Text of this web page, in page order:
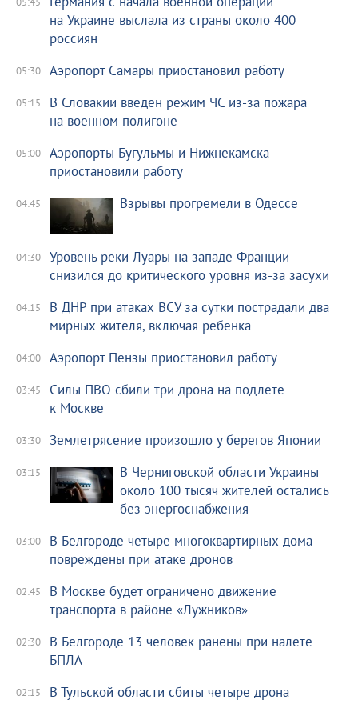
на Украине выслала из страны около 400
россиян
05:30 Аэропорт Самары приостановил работу
05:15
В Словакии введен режим ЧС из-за пожара
на военном полигоне
05:00
Аэропорты Бугульмы и Нижнекамска
приостановили работу
04:45 Взрывы прогремели в Одессе
04:30
Уровень реки Луары на западе Франции
снизился до критического уровня из-за засухи
04:15
В ДНР при атаках ВСУ за сутки пострадали два
мирных жителя, включая ребенка
04:00 Аэропорт Пензы приостановил работу
03:45
Силы ПВО сбили три дрона на подлете
к Москве
03:30 Землетрясение произошло у берегов Японии
03:15
В Черниговской области Украины
около 100 тысяч жителей остались
без энергоснабжения
03:00
В Белгороде четыре многоквартирных дома
повреждены при атаке дронов
02:45
В Москве будет ограничено движение
транспорта в районе «Лужников»
02:30
В Белгороде 13 человек ранены при налете
БПЛА
02:15 В Тульской области сбиты четыре дрона